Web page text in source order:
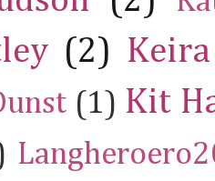
(2)
(1) Kit